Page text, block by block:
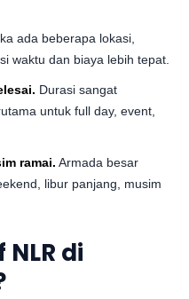
ada beberapa lokasi,
waktu dan biaya lebih tepat.
Durasi sangat
untuk full day, event,
ramai. Armada besar
libur panjang, musim
di